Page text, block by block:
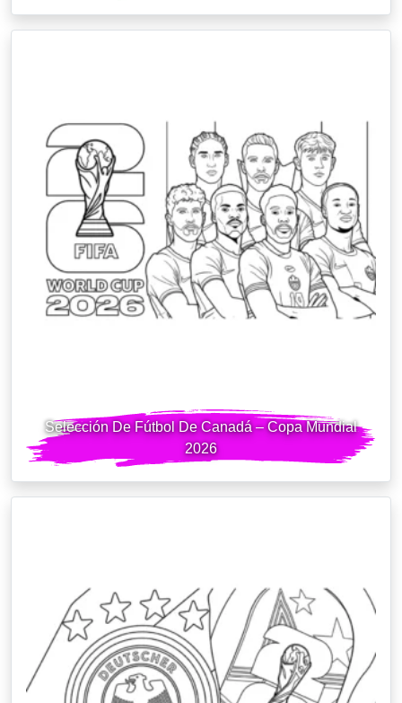
Selección De Fútbol De Canadá – Copa Mundial
2026